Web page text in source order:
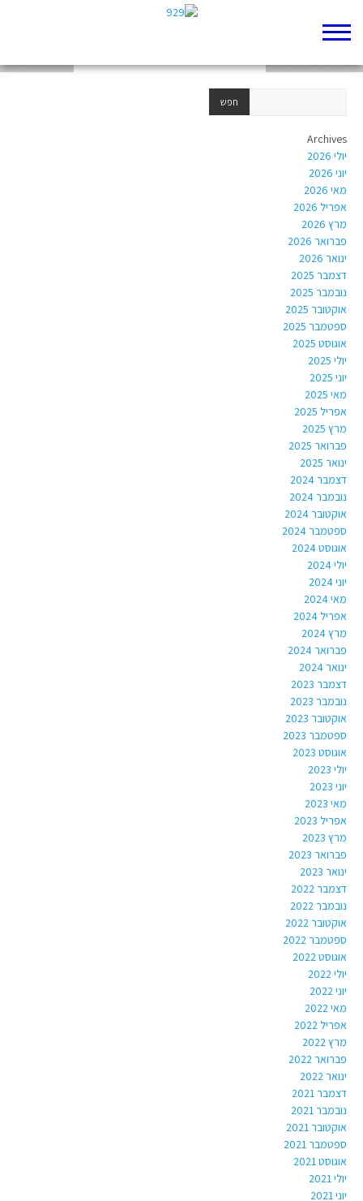
Archives
יולי 2026
יוני 2026
מאי 2026
אפריל 2026
מרץ 2026
פברואר 2026
ינואר 2026
דצמבר 2025
נובמבר 2025
אוקטובר 2025
ספטמבר 2025
אוגוסט 2025
יולי 2025
יוני 2025
מאי 2025
אפריל 2025
מרץ 2025
פברואר 2025
ינואר 2025
דצמבר 2024
נובמבר 2024
אוקטובר 2024
ספטמבר 2024
אוגוסט 2024
יולי 2024
יוני 2024
מאי 2024
אפריל 2024
מרץ 2024
פברואר 2024
ינואר 2024
דצמבר 2023
נובמבר 2023
אוקטובר 2023
ספטמבר 2023
אוגוסט 2023
יולי 2023
יוני 2023
מאי 2023
אפריל 2023
מרץ 2023
פברואר 2023
ינואר 2023
דצמבר 2022
נובמבר 2022
אוקטובר 2022
ספטמבר 2022
אוגוסט 2022
יולי 2022
יוני 2022
מאי 2022
אפריל 2022
מרץ 2022
פברואר 2022
ינואר 2022
דצמבר 2021
נובמבר 2021
אוקטובר 2021
ספטמבר 2021
אוגוסט 2021
יולי 2021
יוני 2021